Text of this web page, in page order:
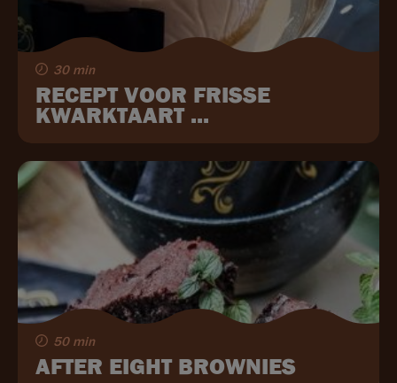
30 min
RECEPT VOOR FRISSE
KWARKTAART ...
50 min
AFTER EIGHT BROWNIES